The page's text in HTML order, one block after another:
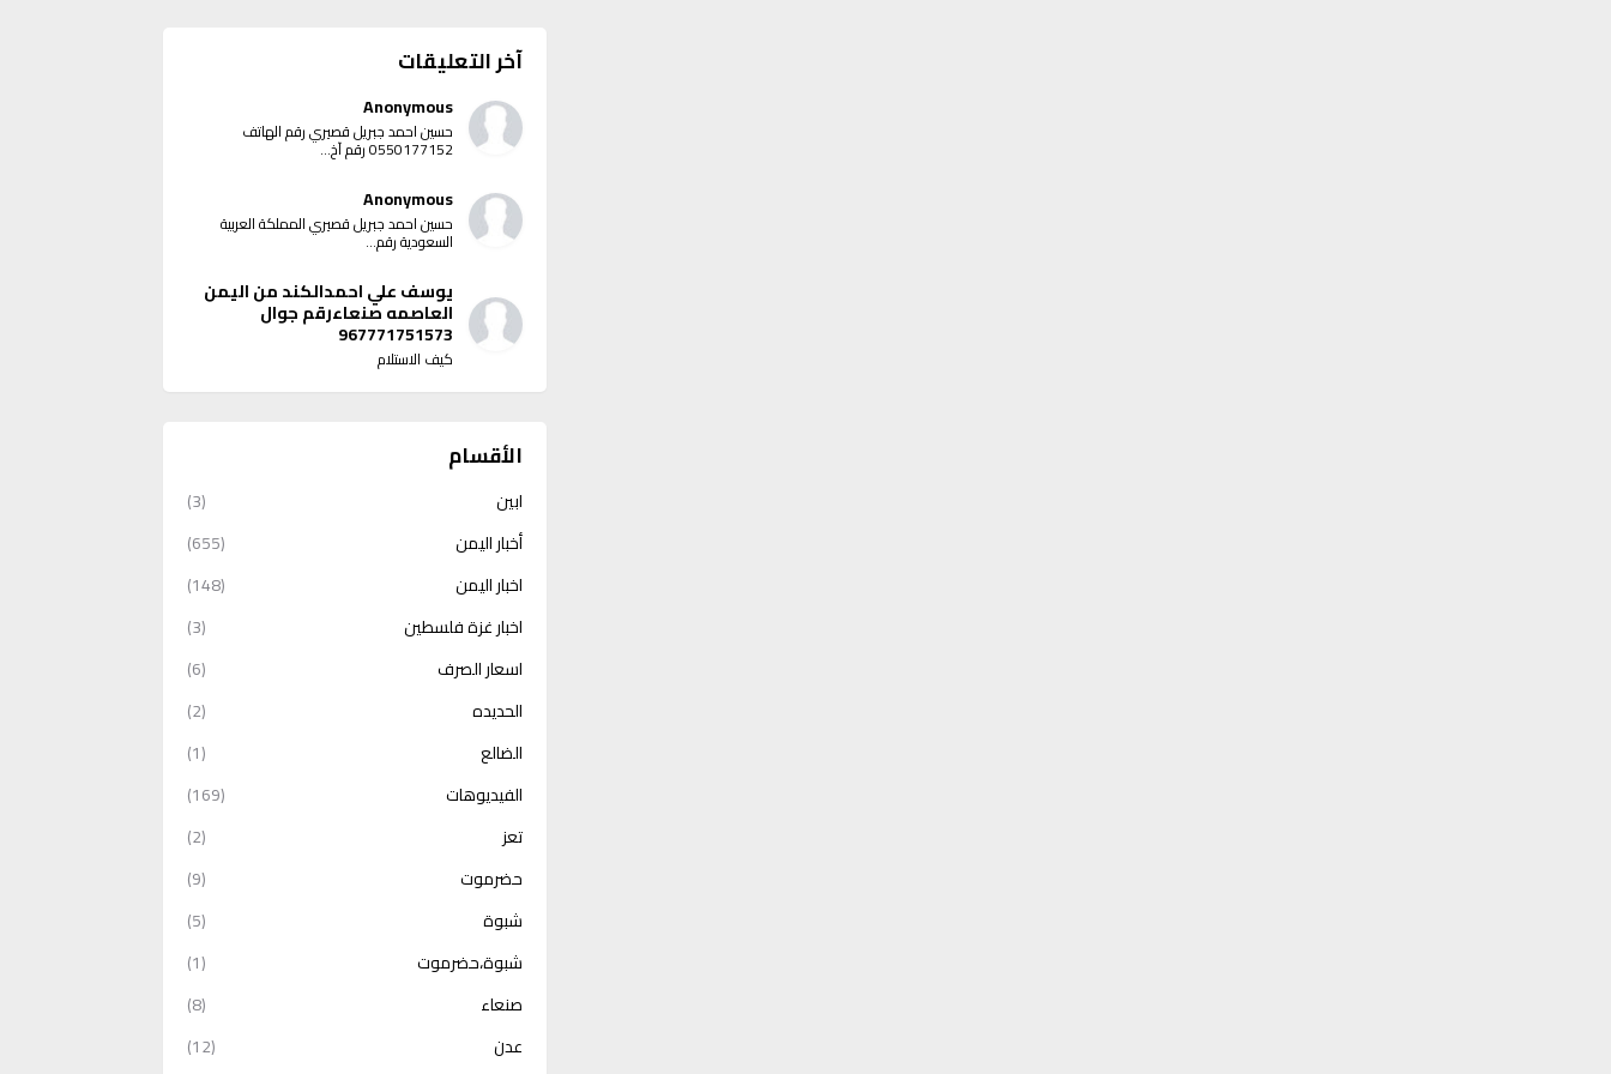
آخر التعليقات
Anonymous
حسين احمد جبريل قصيري رقم الهاتف
0550177152 رقم آخ...
Anonymous
حسين احمد جبريل قصيري المملكة العربية
السعودية رقم...
يوسف علي احمدالكند من اليمن
العاصمه صنعاءرقم جوال
967771751573
كيف الاستلام
الأقسام
ابين
(3)
أخبار اليمن
(655)
اخبار اليمن
(148)
اخبار غزة فلسطين
(3)
اسعار الصرف
(6)
الحديده
(2)
الضالع
(1)
الفيديوهات
(169)
تعز
(2)
حضرموت
(9)
شبوة
(5)
شبوة،حضرموت
(1)
صنعاء
(8)
عدن
(12)